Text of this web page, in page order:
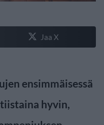
Jaa X
ensimmäisessä
hyvin,